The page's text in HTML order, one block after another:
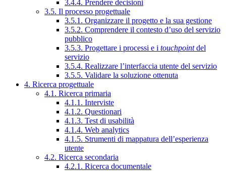
3.4.4. Prendere decisioni
3.5. Il processo progettuale
3.5.1. Organizzare il progetto e la sua gestione
3.5.2. Comprendere il contesto d’uso del servizio
pubblico
3.5.3. Progettare i processi e i touchpointdel
servizio
3.5.4. Realizzare l’interfaccia utente del servizio
3.5.5. Validare la soluzione ottenuta
4. Ricerca progettuale
4.1. Ricerca primaria
4.1.1. Interviste
4.1.2. Questionari
4.1.3. Test di usabilità
4.1.4. Web analytics
4.1.5. Strumenti di mappatura dell’esperienza
utente
4.2. Ricerca secondaria
4.2.1. Ricerca documentale